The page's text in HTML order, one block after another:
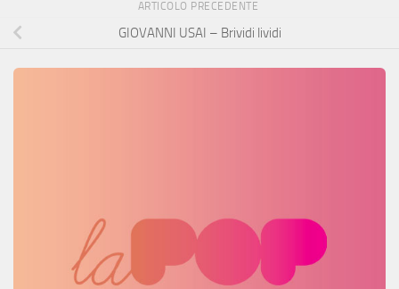
ARTICOLO PRECEDENTE
GIOVANNI USAI – Brividi lividi